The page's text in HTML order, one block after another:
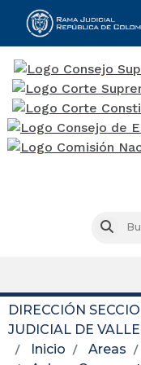
DIRECCIÓN
JUDICIAL DE
Inicio
Areas
Temas de la
Temas de la
Nueva imagen (3)
Noticias